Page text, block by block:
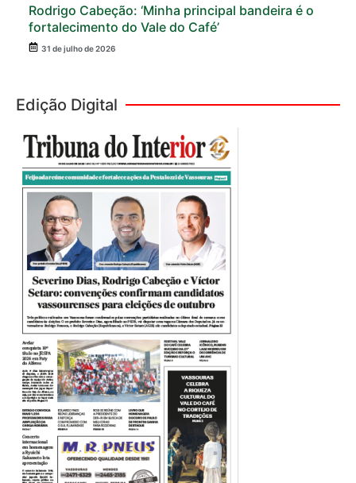
Rodrigo Cabeção: ‘Minha principal bandeira é o
fortalecimento do Vale do Café’
31 de julho de 2026
Edição Digital